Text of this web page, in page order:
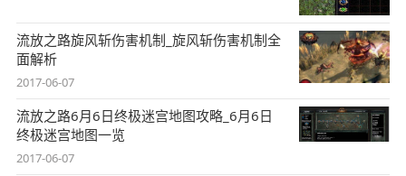
流放之路旋风斩伤害机制_旋风斩伤害机制全
面解析
2017-06-07
流放之路6月6日终极迷宫地图攻略_6月6日
终极迷宫地图一览
2017-06-07